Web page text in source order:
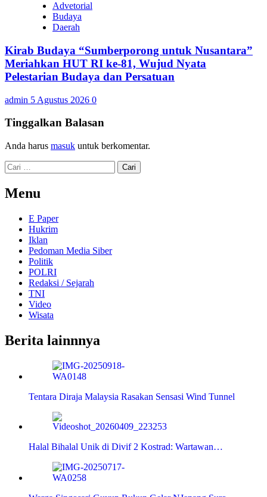
Advetorial
Budaya
Daerah
Kirab Budaya “Sumberporong untuk Nusantara”
Meriahkan HUT RI ke-81, Wujud Nyata
Pelestarian Budaya dan Persatuan
admin 5 Agustus 2026 0
Tinggalkan Balasan
Anda harus masuk untuk berkomentar.
Cari
untuk:
Menu
E Paper
Hukrim
Iklan
Pedoman Media Siber
Politik
POLRI
Redaksi / Sejarah
TNI
Video
Wisata
Berita lainnnya
Tentara Diraja Malaysia Rasakan Sensasi Wind Tunnel
Halal Bihalal Unik di Divif 2 Kostrad: Wartawan…